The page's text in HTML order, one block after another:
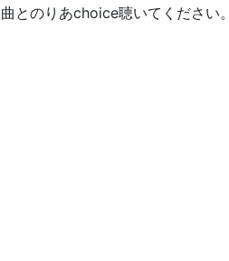
とのりあchoice聴いてください。